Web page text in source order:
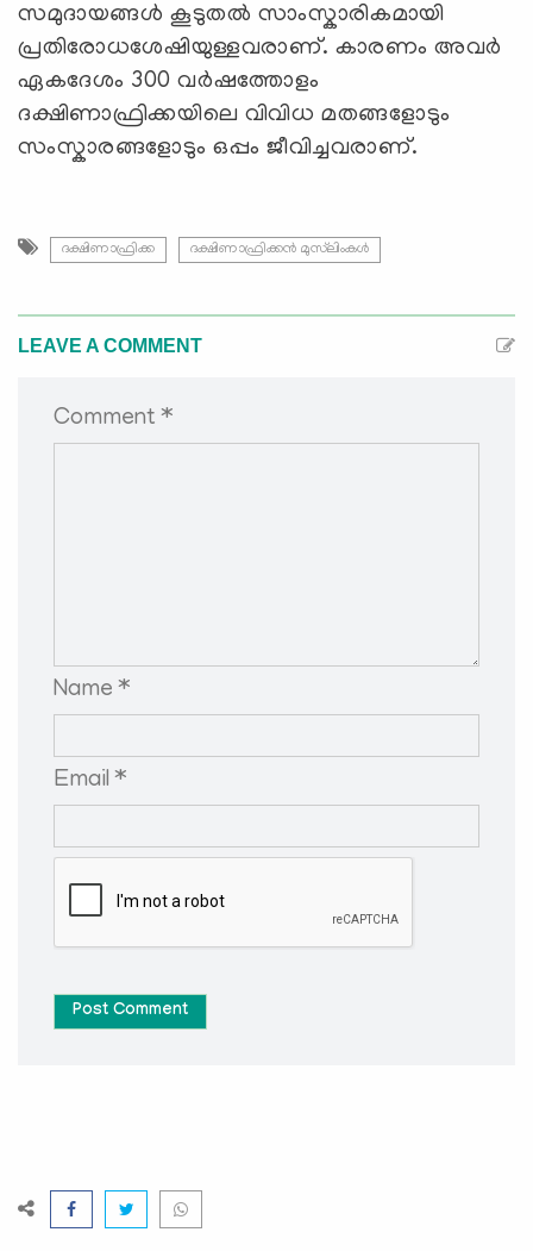
സമുദായങ്ങൾ കൂടുതൽ സാംസ്കാരികമായി
പ്രതിരോധശേഷിയുള്ളവരാണ്. കാരണം അവർ
ഏകദേശം 300 വർഷത്തോളം
ദക്ഷിണാഫ്രിക്കയിലെ വിവിധ മതങ്ങളോടും
സംസ്കാരങ്ങളോടും ഒപ്പം ജീവിച്ചവരാണ്.
ദക്ഷിണാഫ്രിക്ക ദക്ഷിണാഫ്രിക്കൻ മുസ്‌ലിംകൾ
LEAVE A COMMENT
Comment *
Name *
Email *
Post Comment